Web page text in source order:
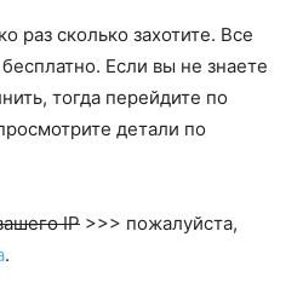
раз сколько захотите. Все
Если вы не знаете
тогда перейдите по
детали по
IP >>> пожалуйста,
.